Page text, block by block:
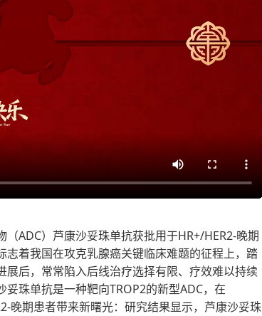
ADC）芦康沙妥珠单抗获批用于HR+/HER2-晚期
着我国在攻克乳腺癌关键临床难题的征程上，踏
后，常常陷入后线治疗选择有限、疗效难以持续
珠单抗是一种靶向TROP2的新型ADC，在
晚期患者带来新曙光：研究结果显示，芦康沙妥珠